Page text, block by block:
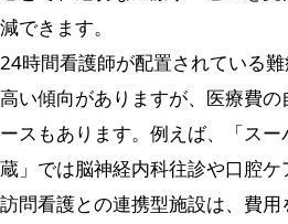
減できます。
24時間看護師が配置されている
高い傾向がありますが、医療費
ースもあります。例えば、「ス
蔵」では脳神経内科往診や口腔ケ
訪問看護との連携型施設は、費